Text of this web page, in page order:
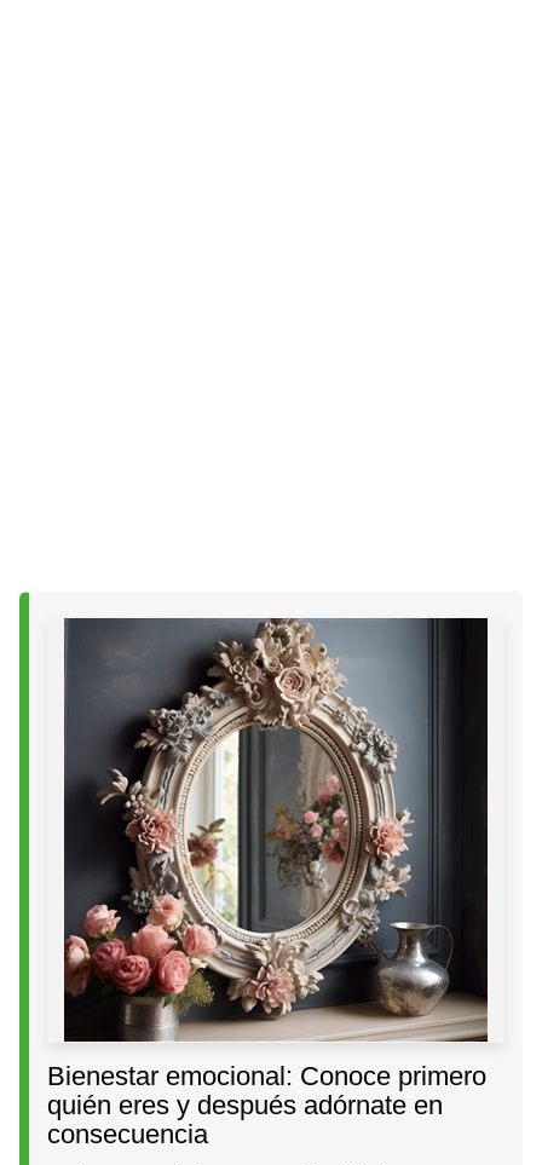
Bienestar emocional: Conoce primero
quién eres y después adórnate en
consecuencia